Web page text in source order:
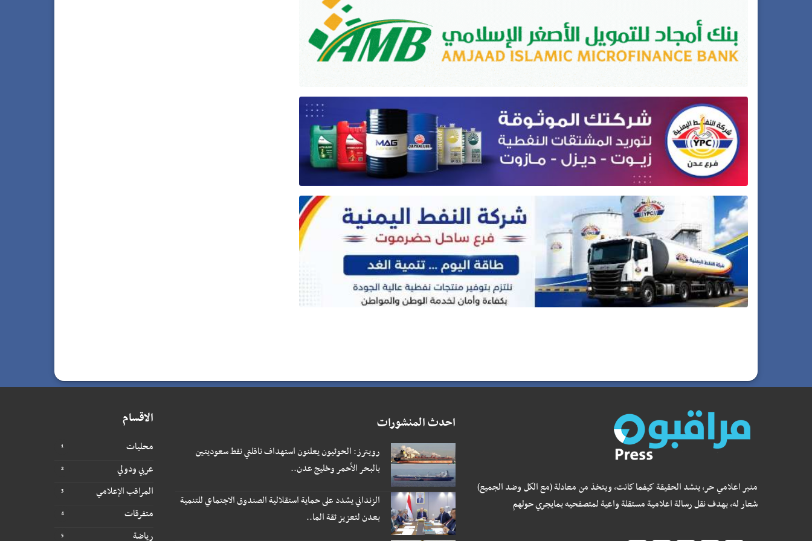
منبر اعلامي حر، ينشد الحقيقة كيفما كانت، ويتخذ من معادلة (مع الكل وضد الجميع)
شعار له، بهدف نقل رسالة اعلامية مستقلة واعية لمتصفحيه بمايجري حولهم
احدث المنشورات
رويترز: الحوثيون يعلنون استهداف ناقلتي نفط سعوديتين
بالبحر الأحمر وخليج عدن..
الزنداني يشدد على حماية استقلالية الصندوق الاجتماعي للتنمية
بعدن لتعزيز ثقة الما..
الاقسام
محليات
عربي ودولي
المراقب الإعلامي
متفرقات
رياضة